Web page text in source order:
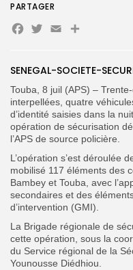
Search
for:
SENEGAL-SOCIETE-
Touba, 8 juil (APS) –
interpellées, quatre
d’identité saisies dans la
opération de sécurisation
l’APS de source policière.‎
‎L’opération s’est déroulée
mobilisé 117 éléments des
Bambey et Touba, avec
secondaires et des
d’intervention (GMI).
La Brigade régionale de
cette opération, sous la
du Service régional de la
Younousse Diédhiou.‎
PARTAGER
Facebook
Twitter
Email